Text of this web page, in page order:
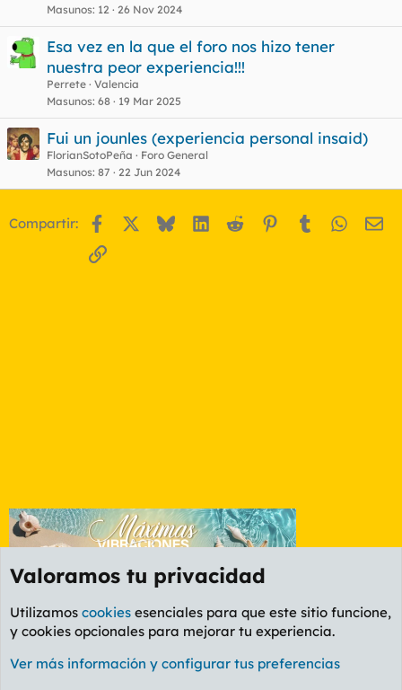
Masunos 12 26 Nov 2024
Esa vez en la que el foro nos hizo tener
nuestra peor experiencia!!!
Perrete Valencia
Masunos 68 19 Mar 2025
Fui un jounles (experiencia personal insaid)
FlorianSotoPeña
Foro General
Masunos 87 22 Jun 2024
Compartir: Facebook BlueskyLinkedIn
Reddit Pinterest
Tumblr
Enlace
Foro General
Cookies
PL OLDSTYLE AMARILLO
Valoramos tu privacidad
Utilizamos cookies esenciales para que este sitio funcione,
y cookies opcionales para mejorar tu experiencia.
Ver más información y configurar tus preferencias